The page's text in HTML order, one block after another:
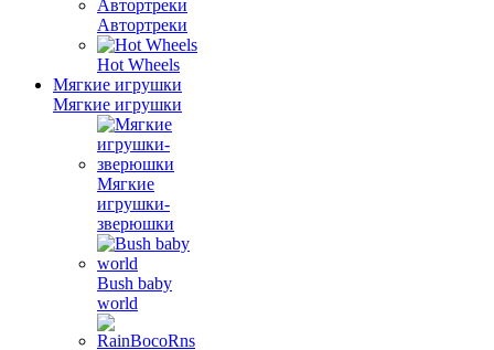
Автортреки
Hot Wheels
Мягкие игрушки
Мягкие игрушки
Мягкие
игрушки-
зверюшки
Bush baby
world